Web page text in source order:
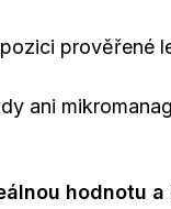
prověřené
ani
hodnotu